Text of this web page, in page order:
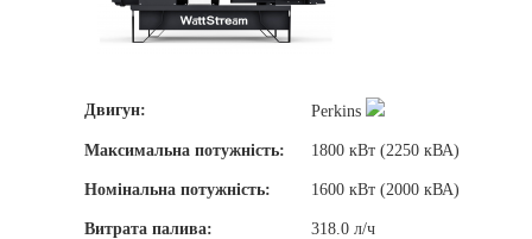
Двигун: Perkins
Максимальна потужність: 1800 кВт (2250 кВА)
Номінальна потужність: 1600 кВт (2000 кВА)
Витрата палива: 318.0 л/ч